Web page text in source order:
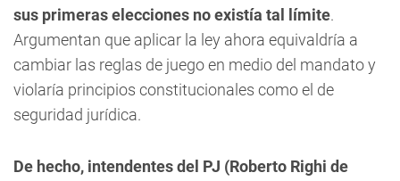
sus primeras elecciones no existía tal límite.
Argumentan que aplicar la ley ahora equivaldría a
cambiar las reglas de juego en medio del mandato y
violaría principios constitucionales como el de
seguridad jurídica.
De hecho, intendentes del PJ (Roberto Righi de